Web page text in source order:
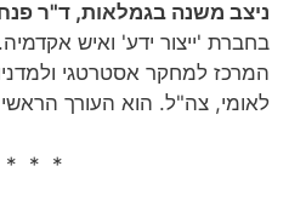
ניצב משנה בגמלאות, ד"ר
בחברת 'ייצור ידע' ואיש
המרכז למחקר אסטרטגי
לאומי, צה"ל. הוא העורך
* * *